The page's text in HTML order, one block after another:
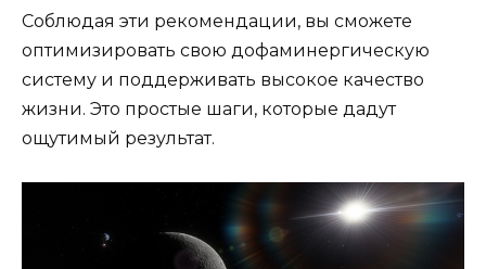
Соблюдая эти рекомендации, вы сможете
оптимизировать свою дофаминергическую
систему и поддерживать высокое качество
жизни. Это простые шаги, которые дадут
ощутимый результат.